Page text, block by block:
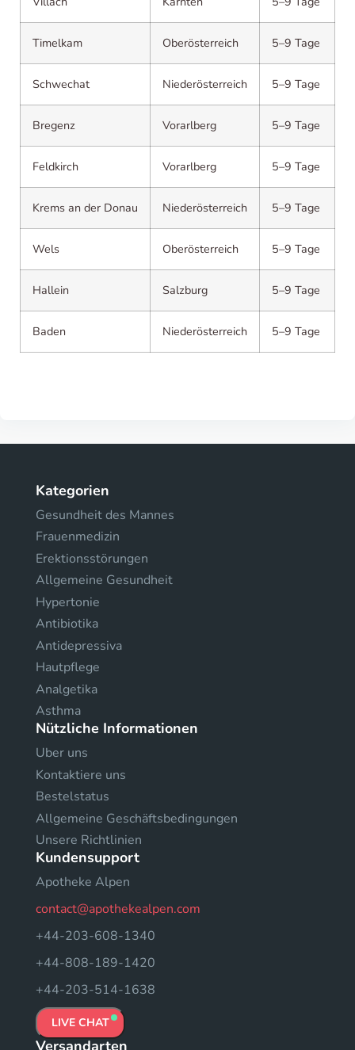
Timelkam Oberösterreich 5–9 Tage
Schwechat Niederösterreich 5–9 Tage
Bregenz Vorarlberg 5–9 Tage
Feldkirch Vorarlberg 5–9 Tage
Krems an der Donau Niederösterreich 5–9 Tage
Wels Oberösterreich 5–9 Tage
Hallein Salzburg 5–9 Tage
Baden Niederösterreich 5–9 Tage
Kategorien
Gesundheit des Mannes
Frauenmedizin
Erektionsstörungen
Allgemeine Gesundheit
Hypertonie
Antibiotika
Antidepressiva
Hautpflege
Analgetika
Asthma
Nützliche Informationen
Uber uns
Kontaktiere uns
Bestelstatus
Allgemeine Geschäftsbedingungen
Unsere Richtlinien
Kundensupport
Apotheke Alpen
contact@apothekealpen.com
+44-203-608-1340
+44-808-189-1420
+44-203-514-1638
LIVE CHAT